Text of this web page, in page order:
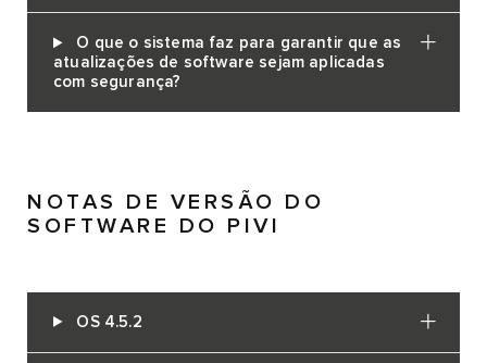
O que o sistema faz para garantir que as
atualizações de software sejam aplicadas
com segurança?
NOTAS DE VERSÃO DO
SOFTWARE DO PIVI
OS 4.5.2